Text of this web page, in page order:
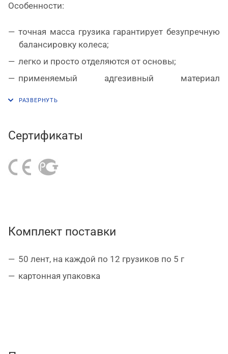
Особенности:
точная масса грузика гарантирует безупречную
балансировку колеса;
легко и просто отделяются от основы;
применяемый адгезивный материал
зарекомендовавший себя в шиномонтажной
крепление грузика к колесному диску;
на одной ленте длиной 12 см размещены 12
грузиков по 5 г.
Сертификаты
Комплект поставки
50 лент, на каждой по 12 грузиков по 5 г
картонная упаковка